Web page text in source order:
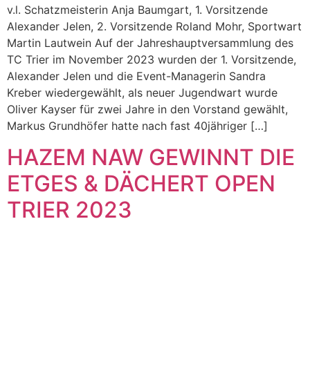
v.l. Schatzmeisterin Anja Baumgart, 1. Vorsitzende
Alexander Jelen, 2. Vorsitzende Roland Mohr, Sportwart
Martin Lautwein Auf der Jahreshauptversammlung des
TC Trier im November 2023 wurden der 1. Vorsitzende,
Alexander Jelen und die Event-Managerin Sandra
Kreber wiedergewählt, als neuer Jugendwart wurde
Oliver Kayser für zwei Jahre in den Vorstand gewählt,
Markus Grundhöfer hatte nach fast 40jähriger […]
HAZEM NAW GEWINNT DIE
ETGES & DÄCHERT OPEN
TRIER 2023